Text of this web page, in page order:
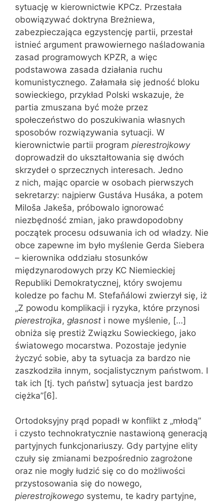
sytuację w kierownictwie KPCz. Przestała
obowiązywać doktryna Breżniewa,
zabezpieczająca egzystencję partii, przestał
istnieć argument prawowiernego naśladowania
zasad programowych KPZR, a więc
podstawowa zasada działania ruchu
komunistycznego. Załamała się jedność bloku
sowieckiego, przykład Polski wskazuje, że
partia zmuszana być może przez
społeczeństwo do poszukiwania własnych
sposobów rozwiązywania sytuacji. W
kierownictwie partii program pierestrojkowy
doprowadził do ukształtowania się dwóch
skrzydeł o sprzecznych interesach. Jedno
z nich, mając oparcie w osobach pierwszych
sekretarzy: najpierw Gustáva Husáka, a potem
Miloša Jakeša, próbowalo ignorować
niezbędność zmian, jako prawdopodobny
początek procesu odsuwania ich od władzy. Nie
obce zapewne im było myślenie Gerda Siebera
– kierownika oddziału stosunków
międzynarodowych przy KC Niemieckiej
Republiki Demokratycznej, który swojemu
koledze po fachu M. Stefaňálowi zwierzył się, iż
„Z powodu komplikacji i ryzyka, które przynosi
pierestrojka, głasnost i nowe myślenie, […]
obniża się prestiż Związku Sowieckiego, jako
światowego mocarstwa. Pozostaje jedynie
życzyć sobie, aby ta sytuacja za bardzo nie
zaszkodziła innym, socjalistycznym państwom. I
tak ich [tj. tych państw] sytuacja jest bardzo
ciężka”[6].
Ortodoksyjny prąd popadł w konflikt z „młodą”
i czysto technokratycznie nastawioną generacją
partyjnych funkcjonariuszy. Gdy partyjne elity
czuły się zmianami bezpośrednio zagrożone
oraz nie mogły łudzić się co do możliwości
przystosowania się do nowego,
pierestrojkowego systemu, te kadry partyjne,